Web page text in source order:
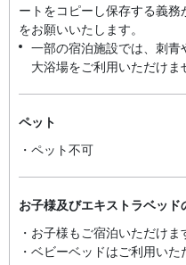
ートをコピーし保存する義
をお願いいたします。
一部の宿泊施設では、刺
大浴場をご利用いただけま
ペット
・ペット不可
お子様及びエキストラベッド
・お子様もご宿泊いただけま
・ベビーベッドはご利用いた